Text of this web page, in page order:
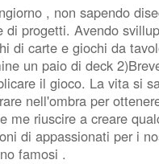
, non sapendo
di progetti. Avendo
di carte e giochi da
un paio di deck
il gioco. La vita si
nell'ombra per
me riuscire a creare
di appassionati per i
famosi .